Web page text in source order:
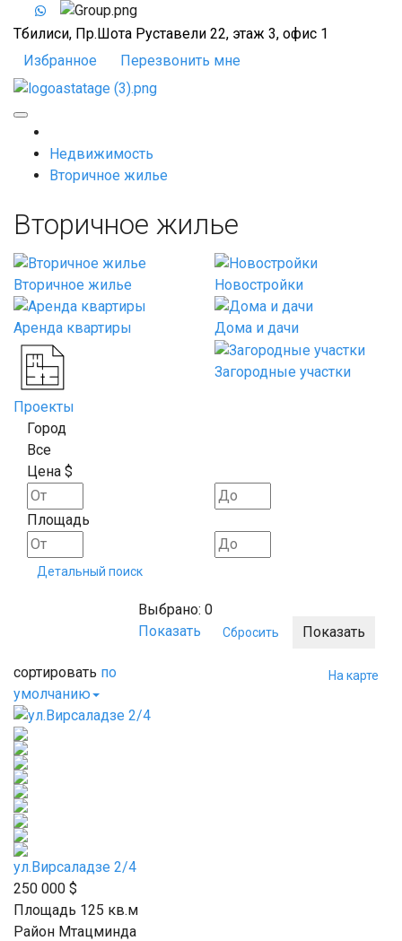
Тбилиси, Пр.Шота Руставели 22, этаж 3, офис 1
Избранное
Перезвонить мне
Недвижимость
Вторичное жилье
Вторичное жилье
Вторичное жилье Новостройки
Аренда квартиры Дома и дачи
Проекты
Загородные участки
Город
Все
Цена $
Площадь
Детальный поиск
Выбрано: 0
Показать
сортировать по
умолчанию
На карте
ул.Вирсаладзе 2/4
250 000 $
Площадь 125 кв.м
Район Мтацминда